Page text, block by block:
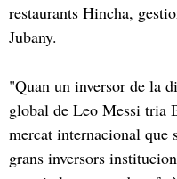
restaurants Hincha,
Jubany.
"Quan un inversor de la
global de Leo Messi tria
mercat internacional que
grans inversors